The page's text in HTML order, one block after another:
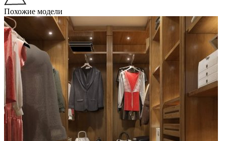
Похожие модели